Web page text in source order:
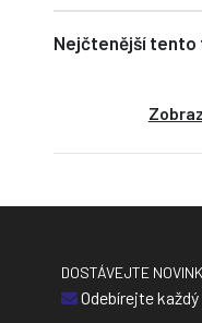
Nejčtenější tento
DOSTÁVEJTE
Odebírejte